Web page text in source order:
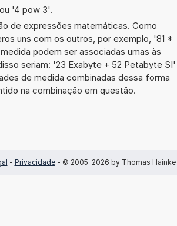
'4 pow 3'.
de expressões matemáticas. Como
uns com os outros, por exemplo, '81 *
podem ser associadas umas às
seriam: '23 Exabyte + 52 Petabyte SI'
de medida combinadas dessa forma
na combinação em questão.
- Privacidade- © 2005-2026 by Thomas Hainke